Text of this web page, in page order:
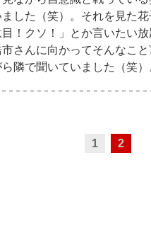
した（笑）。それを見た花
！クソ！」とか言いたい
市さんに向かってそんなこ
隣で聞いていました（笑）
1 2